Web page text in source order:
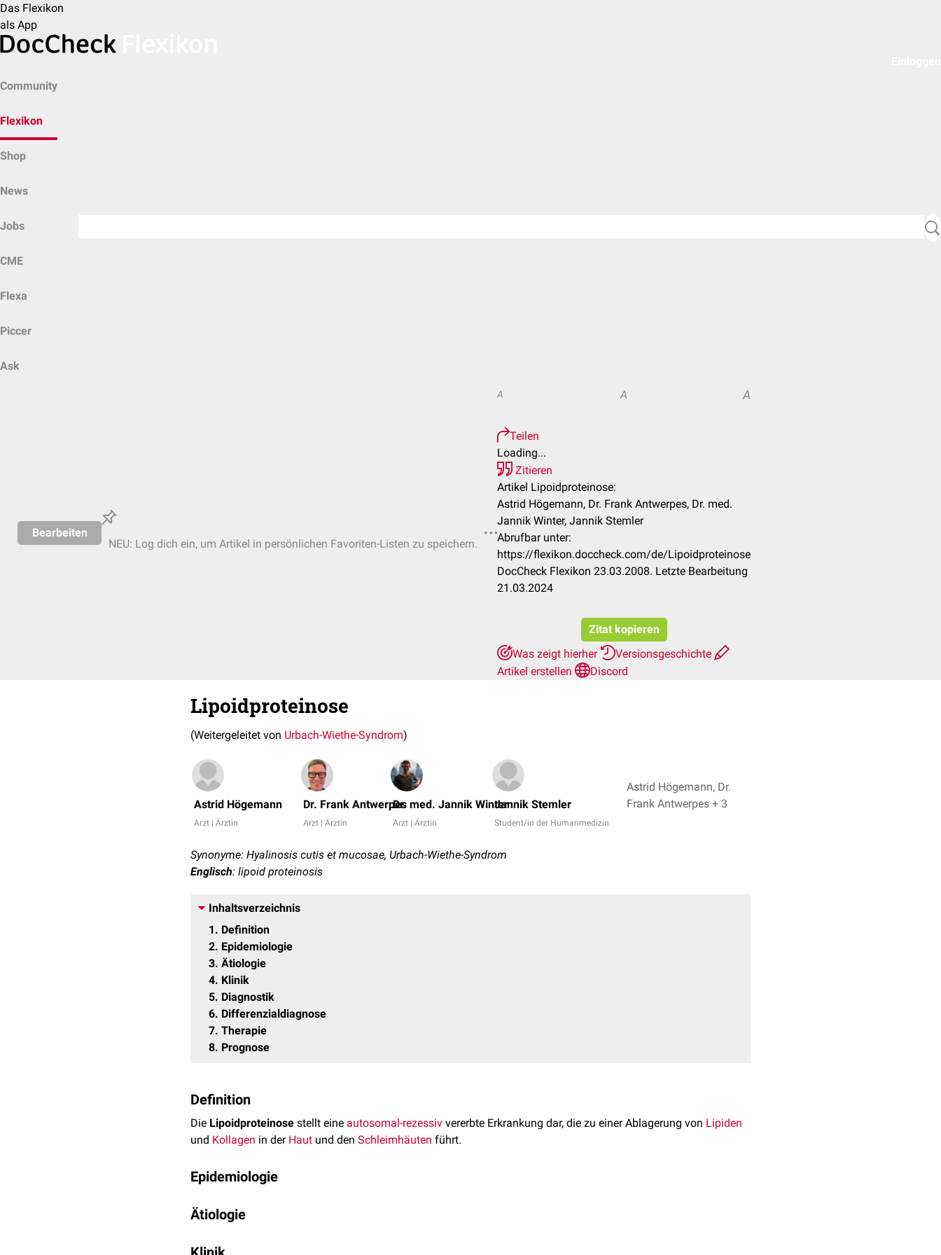
Das Flexikon
als App
Community
Flexikon
Shop
News
Jobs
CME
Flexa
Piccer
Ask
Bearbeiten
NEU: Log dich ein, um Artikel in persönlichen Favoriten-Listen zu speichern.
A A A
Teilen
Loading...
Zitieren
Artikel Lipoidproteinose:
Astrid Högemann, Dr. Frank Antwerpes, Dr. med.
Jannik Winter, Jannik Stemler
Abrufbar unter:
https://flexikon.doccheck.com/de/Lipoidproteinose
DocCheck Flexikon 23.03.2008. Letzte Bearbeitung
21.03.2024
Zitat kopieren
Was zeigt hierher
Versionsgeschichte
Artikel erstellen
Discord
Lipoidproteinose
(Weitergeleitet von Urbach-Wiethe-Syndrom)
Astrid Högemann
Arzt | Ärztin
Dr. Frank Antwerpes
Arzt | Ärztin
Dr. med. Jannik Winter
Arzt | Ärztin
Jannik Stemler
Student/in der Humanmedizin
Astrid Högemann, Dr.
Frank Antwerpes + 3
Synonyme: Hyalinosis cutis et mucosae, Urbach-Wiethe-Syndrom
Englisch: lipoid proteinosis
Inhaltsverzeichnis
1
Definition
2 Epidemiologie
3 Ätiologie
4 Klinik
5 Diagnostik
6 Differenzialdiagnose
7 Therapie
8 Prognose
Definition
Die Lipoidproteinose stellt eine autosomal-rezessiv vererbte Erkrankung dar, die zu einer Ablagerung von Lipiden
und Kollagen in der Haut und den Schleimhäuten führt.
Epidemiologie
aufweist.
Ätiologie